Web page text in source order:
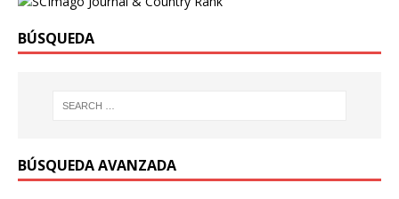
BÚSQUEDA
BÚSQUEDA AVANZADA